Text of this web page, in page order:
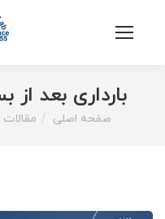
بارداری بعد
You are here:
صفحه اصلی مقالات